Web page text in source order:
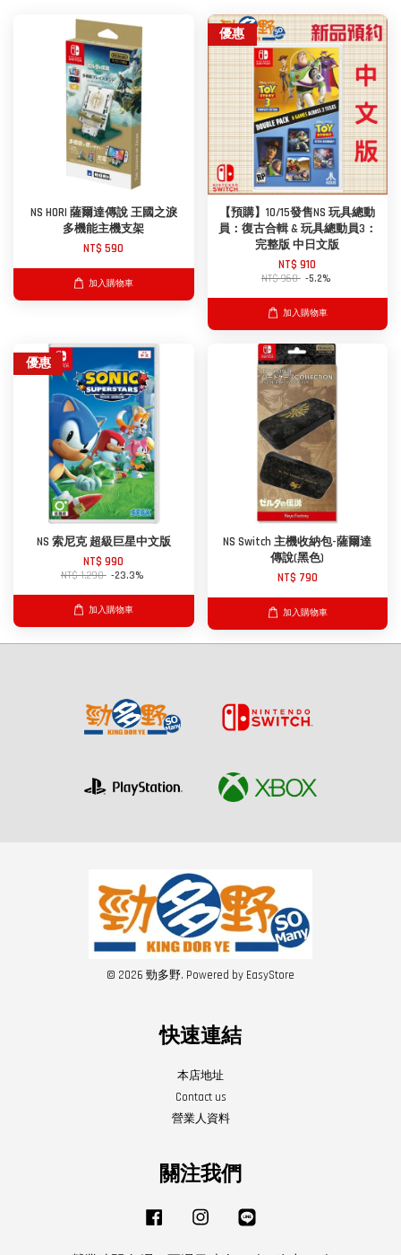
NS HORI 薩爾達傳說 王國之淚
多機能主機支架
NT$ 590
加入購物車
優惠
【預購】10/15發售NS 玩具總動
員：復古合輯 & 玩具總動員3：
完整版 中日文版
NT$ 910
NT$ 960 -5.2%
加入購物車
優惠
NS 索尼克 超級巨星中文版
NT$ 990
NT$ 1,290 -23.3%
加入購物車
NS Switch 主機收納包-薩爾達
傳說(黑色)
NT$ 790
加入購物車
© 2026 勁多野. Powered by EasyStore
快速連結
本店地址
Contact us
營業人資料
關注我們
Facebook Instagram